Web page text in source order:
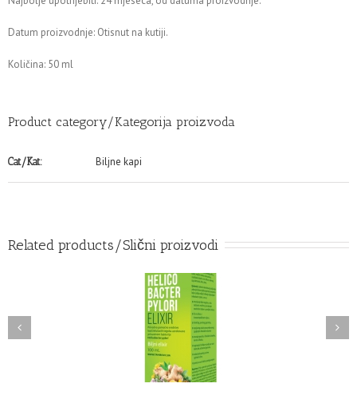
Datum proizvodnje: Otisnut na kutiji.
Količina: 50 ml
Product category/Kategorija proizvoda
Cat/Kat: Biljne kapi
Related products/Slični proizvodi
PYLORY